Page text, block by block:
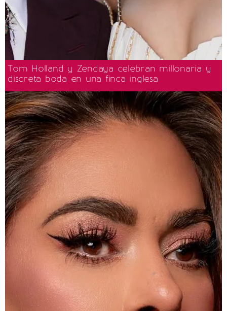
Tom Holland y Zendaya celebran millonaria y
discreta boda en una finca inglesa